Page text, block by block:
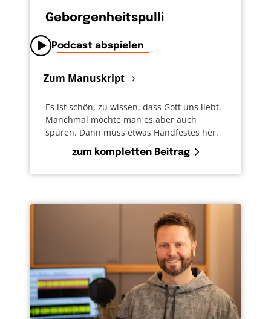
Geborgenheitspulli
Podcast abspielen
Zum Manuskript
Es ist schön, zu wissen, dass Gott uns liebt.
Manchmal möchte man es aber auch
spüren. Dann muss etwas Handfestes her.
zum kompletten Beitrag